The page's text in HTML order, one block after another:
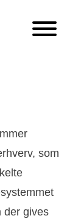
som
der gives